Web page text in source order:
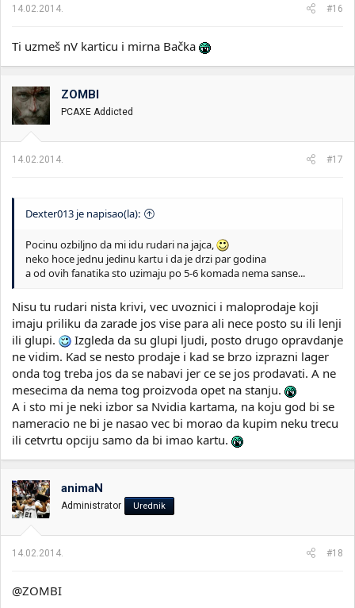
14.02.2014. #16
Ti uzmeš nV karticu i mirna Bačka
ZOMBI
PCAXE Addicted
14.02.2014. #17
Dexter013 je napisao(la):
Pocinu ozbiljno da mi idu rudari na jajca,
neko hoce jednu jedinu kartu i da je drzi par godina
a od ovih fanatika sto uzimaju po 5-6 komada nema sanse...
Nisu tu rudari nista krivi, vec uvoznici i maloprodaje koji
imaju priliku da zarade jos vise para ali nece posto su ili lenji
ili glupi.
Izgleda da su glupi ljudi, posto drugo opravdanje
ne vidim. Kad se nesto prodaje i kad se brzo izprazni lager
onda tog treba jos da se nabavi jer ce se jos prodavati. A ne
mesecima da nema tog proizvoda opet na stanju.
A i sto mi je neki izbor sa Nvidia kartama, na koju god bi se
nameracio ne bi je nasao vec bi morao da kupim neku trecu
ili cetvrtu opciju samo da bi imao kartu.
animaN
Administrator Urednik
14.02.2014. #18
@ZOMBI